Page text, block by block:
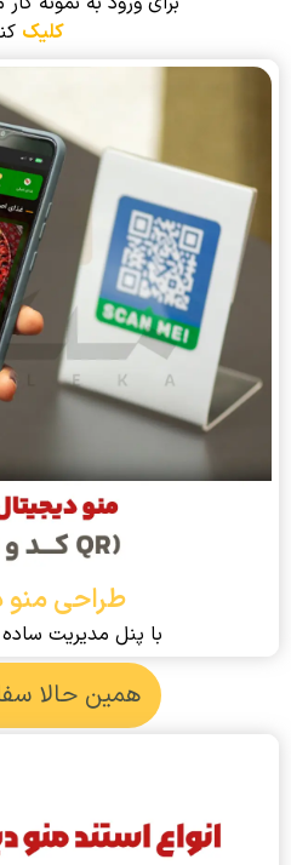
کلیک
طراحی منو
با پنل مدیریت
همین حالا